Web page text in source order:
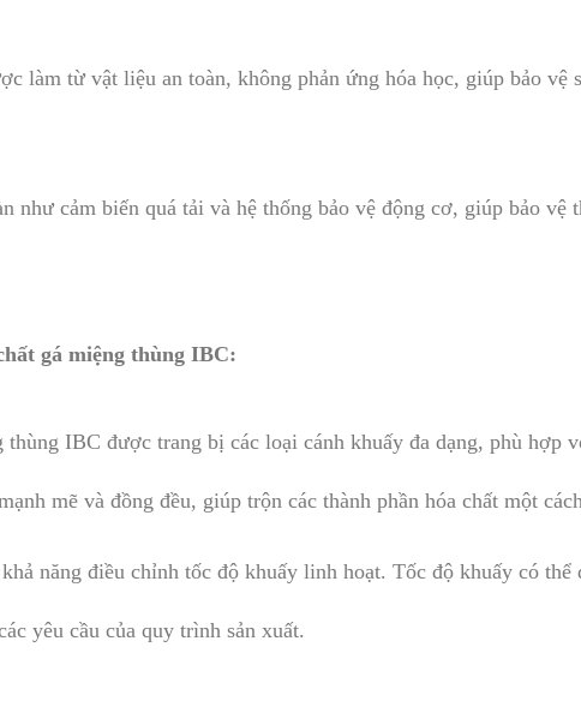
làm từ vật liệu an toàn, không phản ứng hóa học, giúp bảo vệ
như cảm biến quá tải và hệ thống bảo vệ động cơ, giúp bảo
gá miệng thùng IBC:
IBC được trang bị các loại cánh khuấy đa dạng, phù hợp
mẽ và đồng đều, giúp trộn các thành phần hóa chất một
năng điều chỉnh tốc độ khuấy linh hoạt. Tốc độ khuấy có
yêu cầu của quy trình sản xuất.